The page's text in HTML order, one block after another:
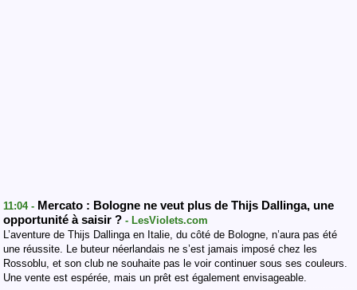
11:04 - Mercato : Bologne ne veut plus de Thijs Dallinga, une
opportunité à saisir ? - LesViolets.com
L’aventure de Thijs Dallinga en Italie, du côté de Bologne, n’aura pas été
une réussite. Le buteur néerlandais ne s’est jamais imposé chez les
Rossoblu, et son club ne souhaite pas le voir continuer sous ses couleurs.
Une vente est espérée, mais un prêt est également envisageable.